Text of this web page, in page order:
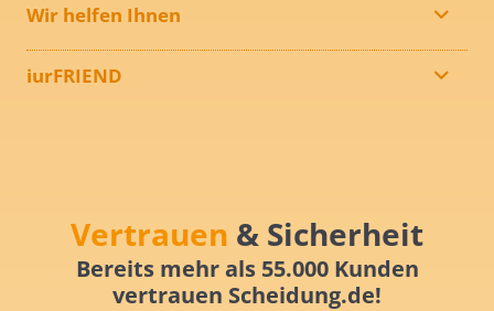
Wir helfen Ihnen
iurFRIEND
Vertrauen & Sicherheit
Bereits mehr als 55.000 Kunden
vertrauen Scheidung.de!